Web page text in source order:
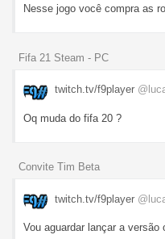
Nesse jogo você compra as
Fifa 21 Steam - PC
twitch.tv/f9player
Oq muda do fifa 20 ?
Convite Tim Beta
twitch.tv/f9player
Vou aguardar lançar a versão